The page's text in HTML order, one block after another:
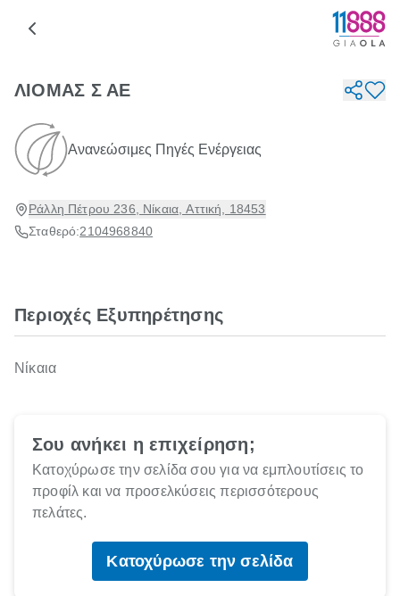
ΛΙΟΜΑΣ Σ ΑΕ
Ανανεώσιμες Πηγές Ενέργειας
Ράλλη Πέτρου 236, Νίκαια, Αττική, 18453
Σταθερό:2104968840
Περιοχές Εξυπηρέτησης
Νίκαια
Σου ανήκει η επιχείρηση;
Κατοχύρωσε την σελίδα σου για να εμπλουτίσεις το
προφίλ και να προσελκύσεις περισσότερους
πελάτες.
Κατοχύρωσε την σελίδα